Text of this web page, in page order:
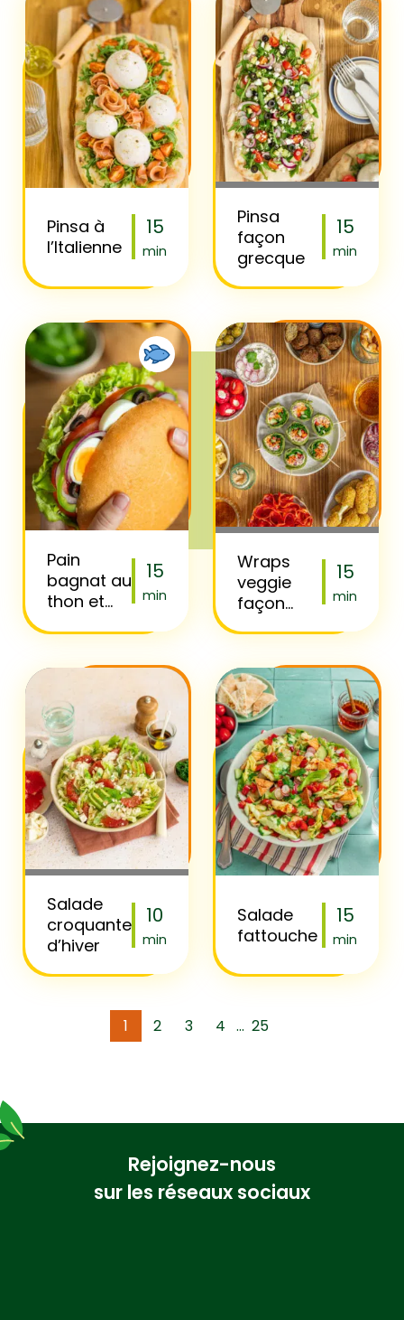
Pinsa à
l’Italienne
15
min
Pinsa
façon
grecque
15
min
Pain
bagnat au
thon et
15
min
Wraps
veggie
façon
15
min
Salade
croquante
d’hiver
10
min
Salade
fattouche
15
min
1 2 3 4 ... 25
Rejoignez-nous
sur les réseaux sociaux